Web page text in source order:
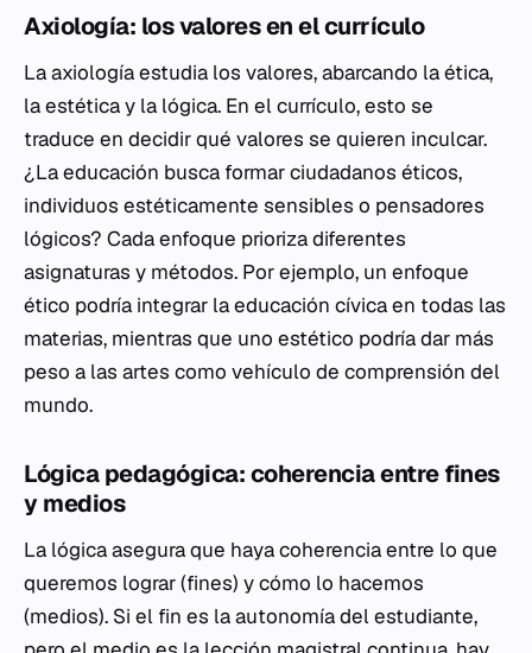
Axiología: los valores en el currículo
La axiología estudia los valores, abarcando la ética,
la estética y la lógica. En el currículo, esto se
traduce en decidir qué valores se quieren inculcar.
¿La educación busca formar ciudadanos éticos,
individuos estéticamente sensibles o pensadores
lógicos? Cada enfoque prioriza diferentes
asignaturas y métodos. Por ejemplo, un enfoque
ético podría integrar la educación cívica en todas las
materias, mientras que uno estético podría dar más
peso a las artes como vehículo de comprensión del
mundo.
Lógica pedagógica: coherencia entre fines
y medios
La lógica asegura que haya coherencia entre lo que
queremos lograr (fines) y cómo lo hacemos
(medios). Si el fin es la autonomía del estudiante,